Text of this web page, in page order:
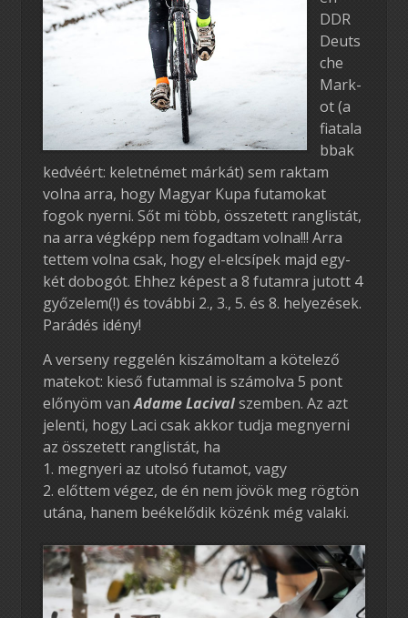
DDR
Deuts
che
Mark-
ot (a
fiatala
bbak
kedvéért: keletnémet márkát) sem raktam
volna arra, hogy Magyar Kupa futamokat
fogok nyerni. Sőt mi több, összetett ranglistát,
na arra végképp nem fogadtam volna!!! Arra
tettem volna csak, hogy el-elcsípek majd egy-
két dobogót. Ehhez képest a 8 futamra jutott 4
győzelem(!) és további 2., 3., 5. és 8. helyezések.
Parádés idény!
A verseny reggelén kiszámoltam a kötelező
matekot: kieső futammal is számolva 5 pont
előnyöm vanAdame Lacivalszemben. Az azt
jelenti, hogy Laci csak akkor tudja megnyerni
az összetett ranglistát, ha
1. megnyeri az utolsó futamot, vagy
2. előttem végez, de én nem jövök meg rögtön
utána, hanem beékelődik közénk még valaki.